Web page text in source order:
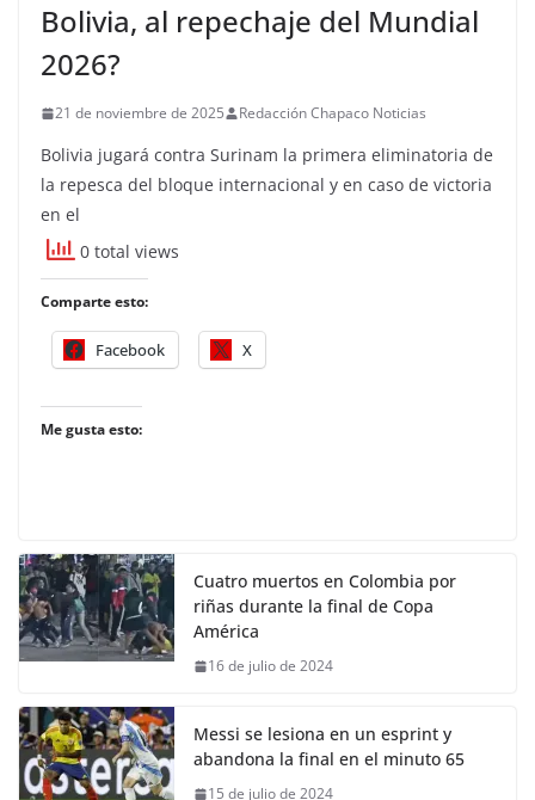
Bolivia, al repechaje del Mundial
2026?
21 de noviembre de 2025 Redacción Chapaco Noticias
Bolivia jugará contra Surinam la primera eliminatoria de
la repesca del bloque internacional y en caso de victoria
en el
0 total views
Comparte esto:
Facebook X
Me gusta esto:
Cuatro muertos en Colombia por
riñas durante la final de Copa
América
16 de julio de 2024
Messi se lesiona en un esprint y
abandona la final en el minuto 65
15 de julio de 2024